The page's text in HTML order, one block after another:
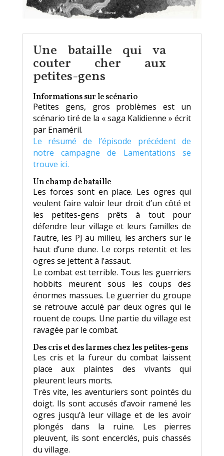
Une bataille qui va
couter cher aux
petites-gens
Informations sur le scénario
Petites gens, gros problèmes est un
scénario tiré de la « saga Kalidienne » écrit
par Enaméril.
Le résumé de l’épisode précédent de
notre campagne de Lamentations se
trouve ici.
Un champ de bataille
Les forces sont en place. Les ogres qui
veulent faire valoir leur droit d’un côté et
les petites-gens prêts à tout pour
défendre leur village et leurs familles de
l’autre, les PJ au milieu, les archers sur le
haut d’une dune. Le corps retentit et les
ogres se jettent à l’assaut.
Le combat est terrible. Tous les guerriers
hobbits meurent sous les coups des
énormes massues. Le guerrier du groupe
se retrouve acculé par deux ogres qui le
rouent de coups. Une partie du village est
ravagée par le combat.
Des cris et des larmes chez les petites-gens
Les cris et la fureur du combat laissent
place aux plaintes des vivants qui
pleurent leurs morts.
Très vite, les aventuriers sont pointés du
doigt. Ils sont accusés d’avoir ramené les
ogres jusqu’à leur village et de les avoir
plongés dans la ruine. Les pierres
pleuvent, ils sont encerclés, puis chassés
du village.